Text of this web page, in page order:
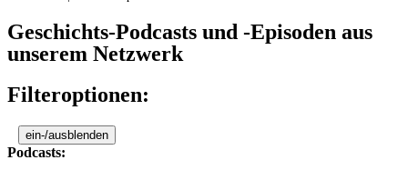
Geschichts-Podcasts und -Episoden aus
unserem Netzwerk
Filteroptionen:
ein-/ausblenden
Podcasts: